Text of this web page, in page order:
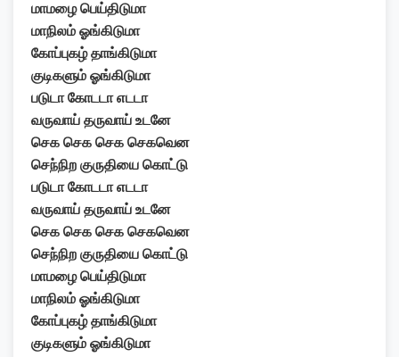
மாமழை பெய்திடுமா
மாநிலம் ஓங்கிடுமா
கோப்புகழ் தாங்கிடுமா
குடிகளும் ஓங்கிடுமா
படுடா கோடடா எடடா
வருவாய் தருவாய் உடனே
செக செக செக செகவென
செந்நிற குருதியை கொட்டு
படுடா கோடடா எடடா
வருவாய் தருவாய் உடனே
செக செக செக செகவென
செந்நிற குருதியை கொட்டு
மாமழை பெய்திடுமா
மாநிலம் ஓங்கிடுமா
கோப்புகழ் தாங்கிடுமா
குடிகளும் ஓங்கிடுமா